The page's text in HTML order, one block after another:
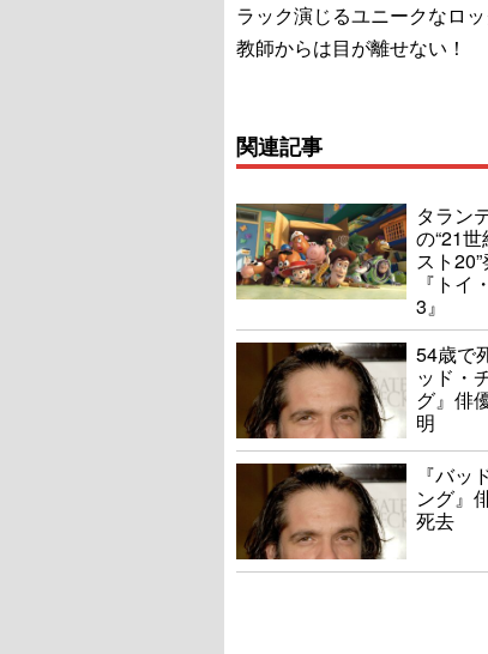
ラック演じるユニークなロ
教師からは目が離せない！
関連記事
タラン
の“21
スト
『トイ
3』
54歳で
ッド・
グ』俳
明
『バッ
ング』
死去